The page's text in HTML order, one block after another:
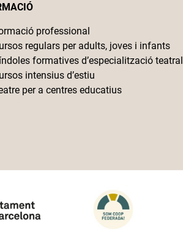
professional
regulars per adults, joves i infants
formatives d’especialització teatral
intensius d’estiu
per a centres educatius